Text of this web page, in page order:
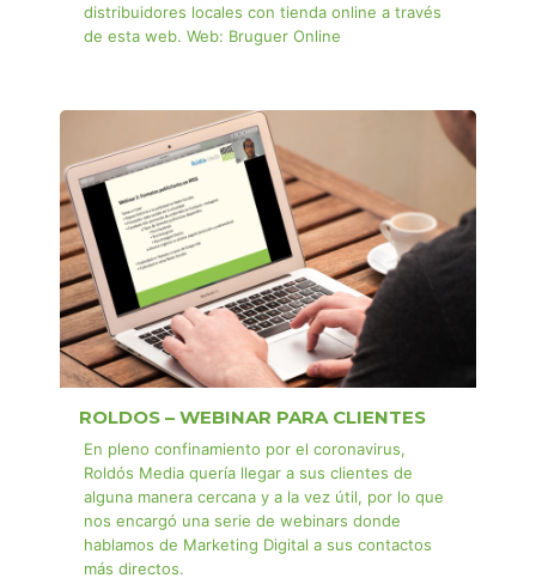
distribuidores locales con tienda online a través
de esta web. Web: Bruguer Online
ROLDOS – WEBINAR PARA CLIENTES
En pleno confinamiento por el coronavirus,
Roldós Media quería llegar a sus clientes de
alguna manera cercana y a la vez útil, por lo que
nos encargó una serie de webinars donde
hablamos de Marketing Digital a sus contactos
más directos.